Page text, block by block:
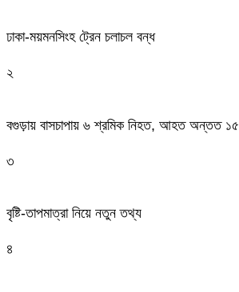
ঢাকা-ময়মনসিংহ ট্রেন চলাচল বন্ধ
২
বগুড়ায় বাসচাপায় ৬ শ্রমিক নিহত, আহত অন্তত ১৫
৩
বৃষ্টি-তাপমাত্রা নিয়ে নতুন তথ্য
৪